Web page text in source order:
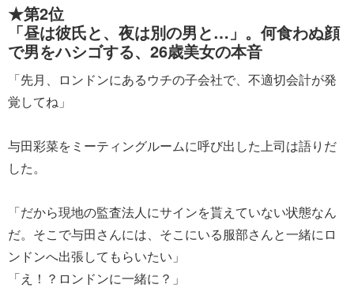
★第2位
「昼は彼氏と、夜は別の男と…」。何食わぬ顔
で男をハシゴする、26歳美女の本音
「先月、ロンドンにあるウチの子会社で、不適切会計が発
覚してね」
与田彩菜をミーティングルームに呼び出した上司は語りだ
した。
「だから現地の監査法人にサインを貰えていない状態なん
だ。そこで与田さんには、そこにいる服部さんと一緒にロ
ンドンへ出張してもらいたい」
「え！？ロンドンに一緒に？」